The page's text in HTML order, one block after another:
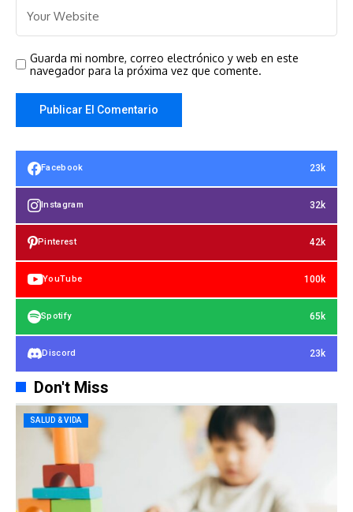
Guarda mi nombre, correo electrónico y web en este
navegador para la próxima vez que comente.
Facebook 23k
Instagram 32k
Pinterest 42k
YouTube 100k
Spotify 65k
Discord 23k
Don't Miss
SALUD & VIDA